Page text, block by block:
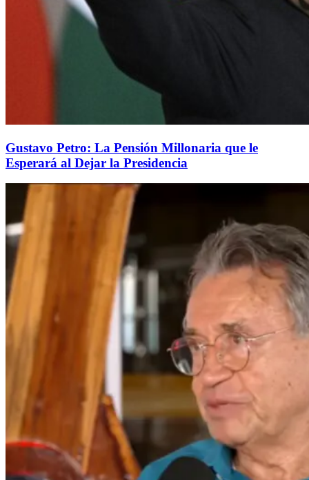
Gustavo Petro: La Pensión Millonaria que le
Esperará al Dejar la Presidencia